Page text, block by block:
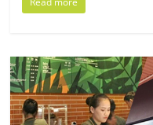
ส
เอ็
มอี
ไทย,